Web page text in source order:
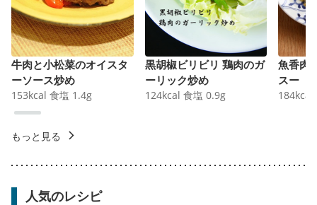
牛肉と小松菜のオイスタ
ーソース炒め
153kcal 食塩 1.4g
黒胡椒ビリビリ 鶏肉のガ
ーリック炒め
124kcal 食塩 0.9g
魚香肉
スー
184kcal
もっと見る
人気のレシピ